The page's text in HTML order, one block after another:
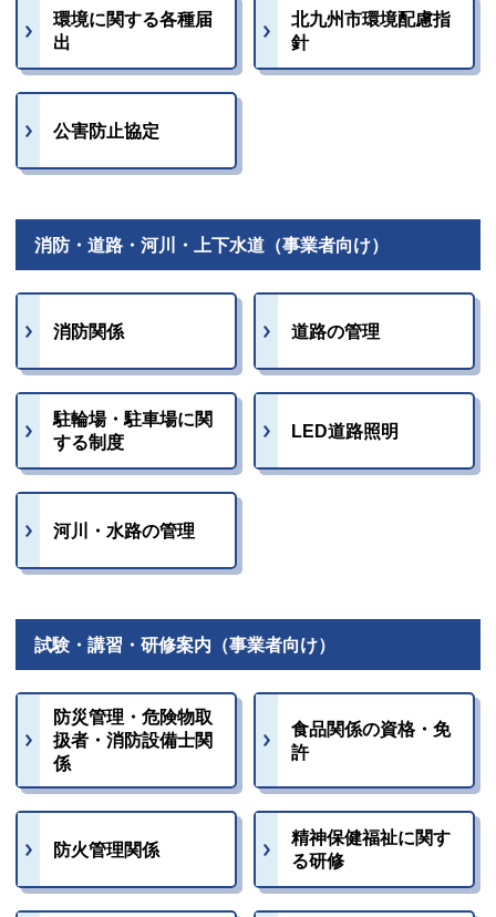
環境に関する各種届
出
北九州市環境配慮指
針
公害防止協定
消防・道路・河川・上下水道（事業者向け）
消防関係 道路の管理
駐輪場・駐車場に関
する制度
LED道路照明
河川・水路の管理
試験・講習・研修案内（事業者向け）
防災管理・危険物取
扱者・消防設備士関
係
食品関係の資格・免
許
防火管理関係
精神保健福祉に関す
る研修